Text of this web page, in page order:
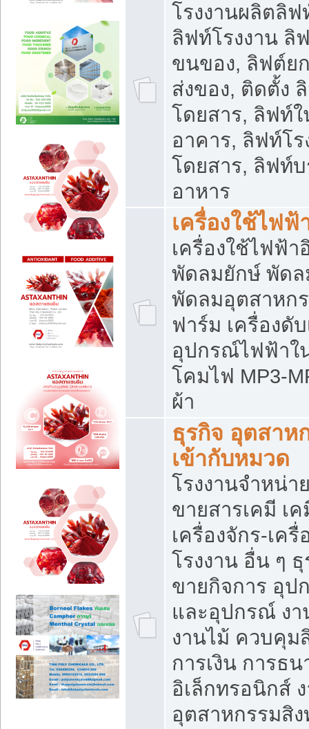
โรงงานผลิตลิ
ลิฟท์โรงงาน ลิ
ขนของ, ลิฟต์ย
ส่งของ, ติดตั้ง
โดยสาร, ลิฟท์
อาคาร, ลิฟท์โ
โดยสาร, ลิฟท์
อาหาร
เครื่องใช้ไฟฟ้
เครื่องใช้ไฟฟ้า
พัดลมยักษ์ พัด
พัดลมอุตสาหก
ฟาร์ม เครื่องดั
อุปกรณ์ไฟฟ้าใ
โคมไฟ MP3-
ผ้า
ธุรกิจ อุตสาห
เข้ากับหมวด
โรงงานจำหน่
ขายสารเคมี เ
เครื่องจักร-เค
โรงงาน อื่น ๆ
ขายกิจการ อุป
และอุปกรณ์ ง
งานไม้ ควบคุม
การเงิน การธ
อิเล็กทรอนิกส์
อุตสาหกรรมสิ